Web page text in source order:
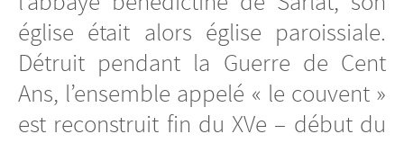
église était alors église paroissiale.
Détruit pendant la Guerre de Cent
Ans, l’ensemble appelé « le couvent »
est reconstruit fin du XVe – début du